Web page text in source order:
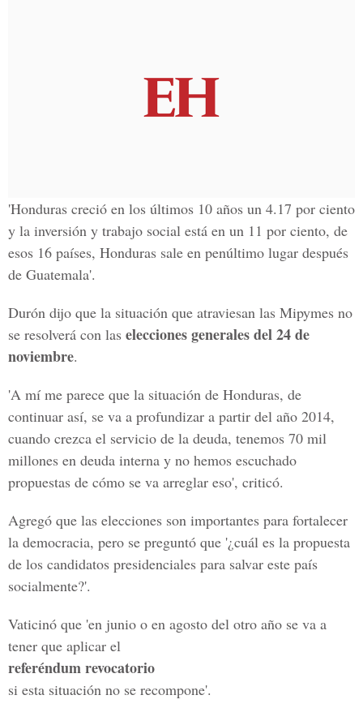
'Honduras creció en los últimos 10 años un 4.17 por ciento
y la inversión y trabajo social está en un 11 por ciento, de
esos 16 países, Honduras sale en penúltimo lugar después
de Guatemala'.
Durón dijo que la situación que atraviesan las Mipymes no
se resolverá con las elecciones generales del 24 de
noviembre.
'A mí me parece que la situación de Honduras, de
continuar así, se va a profundizar a partir del año 2014,
cuando crezca el servicio de la deuda, tenemos 70 mil
millones en deuda interna y no hemos escuchado
propuestas de cómo se va arreglar eso', criticó.
Agregó que las elecciones son importantes para fortalecer
la democracia, pero se preguntó que '¿cuál es la propuesta
de los candidatos presidenciales para salvar este país
socialmente?'.
Vaticinó que 'en junio o en agosto del otro año se va a
tener que aplicar el
referéndum revocatorio
si esta situación no se recompone'.